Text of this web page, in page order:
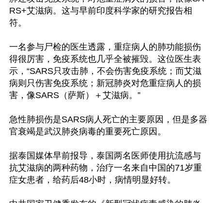
RS+艾滋病。这与早前印度科学家的研究报告相
符。
一名参与尸检的医生透露，重症病人的肺功能损伤
得很厉害，免疫系统也几乎全被摧毁。这位医生表
示，“SARS只攻击肺，不会伤害免疫系统；而艾滋
病则只伤害免疫系统；新冠肺炎对危重症病人的损
害，像SARS（萨斯）＋艾滋病。”
急性肺损伤是SARS病人死亡的主要原因，但是多器
官衰竭是武汉肺炎病毒的重要死亡原因。
据泰国媒体早前报导，泰国两名医师使用抗流感与
抗艾滋病的两种药物，治疗一名来自中国的71岁重
症女患者，给药后48小时，病情明显好转。